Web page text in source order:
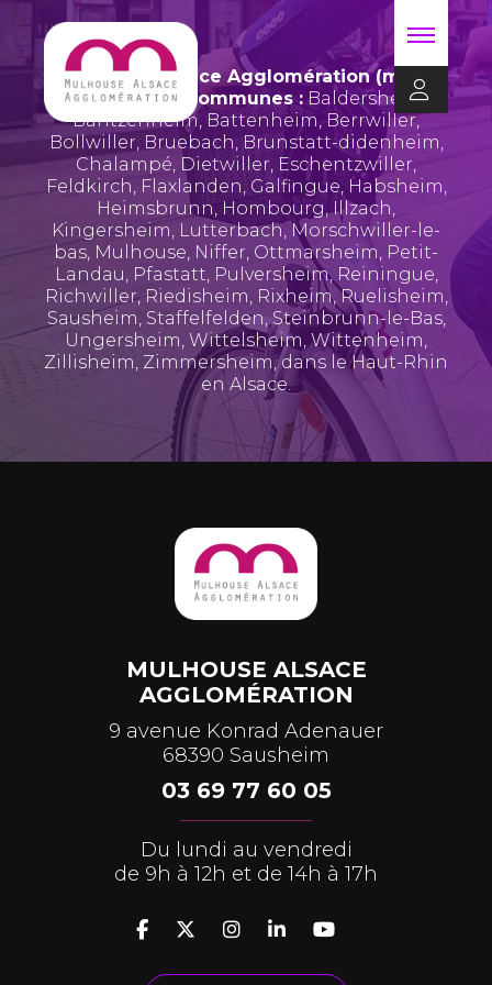
Mulhouse Alsace Agglomération (m2A)
regroupe 39 communes : Baldersheim,
Bantzenheim, Battenheim, Berrwiller,
Bollwiller, Bruebach,Brunstatt-didenheim,
Chalampé, Dietwiller, Eschentzwiller,
Feldkirch, Flaxlanden,Galfingue, Habsheim,
Heimsbrunn, Hombourg,Illzach,
Kingersheim, Lutterbach, Morschwiller-le-
bas, Mulhouse, Niffer, Ottmarsheim, Petit-
Landau, Pfastatt, Pulversheim, Reiningue,
Richwiller, Riedisheim, Rixheim,Ruelisheim,
Sausheim, Staffelfelden, Steinbrunn-le-Bas,
Ungersheim, Wittelsheim,Wittenheim,
Zillisheim, Zimmersheim, dans le Haut-Rhin
en Alsace.
MULHOUSE ALSACE
AGGLOMÉRATION
9 avenue Konrad Adenauer
68390 Sausheim
03 69 77 60 05
Du lundi au vendredi
de 9h à 12h et de 14h à 17h